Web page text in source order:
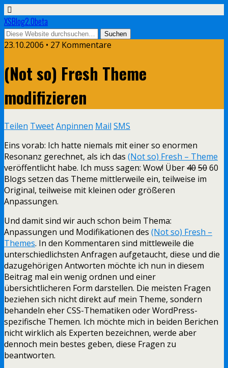
XSBlog2.0beta
23.10.2006 • 27 Kommentare
(Not so) Fresh Theme
modifizieren
Teilen TweetAnpinnen Mail SMS
Eins vorab: Ich hatte niemals mit einer so enormen
Resonanz gerechnet, als ich das (Not so) Fresh – Theme
veröffentlicht habe. Ich muss sagen: Wow! Über405060
Blogs setzen das Theme mittlerweile ein, teilweise im
Original, teilweise mit kleinen oder größeren
Anpassungen.
Und damit sind wir auch schon beim Thema:
Anpassungen und Modifikationen des (Not so) Fresh –
Themes. In den Kommentaren sind mittleweile die
unterschiedlichsten Anfragen aufgetaucht, diese und die
dazugehörigen Antworten möchte ich nun in diesem
Beitrag mal ein wenig ordnen und einer
übersichtlicheren Form darstellen. Die meisten Fragen
beziehen sich nicht direkt auf mein Theme, sondern
behandeln eher CSS-Thematiken oder WordPress-
spezifische Themen. Ich möchte mich in beiden Berichen
nicht wirklich als Experten bezeichnen, werde aber
dennoch mein bestes geben, diese Fragen zu
beantworten.